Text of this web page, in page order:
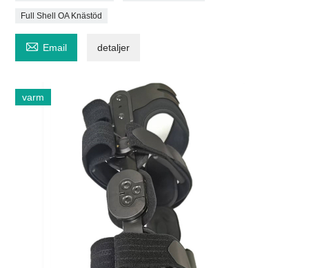
Full Shell OA Knästöd
 Email detaljer
varm